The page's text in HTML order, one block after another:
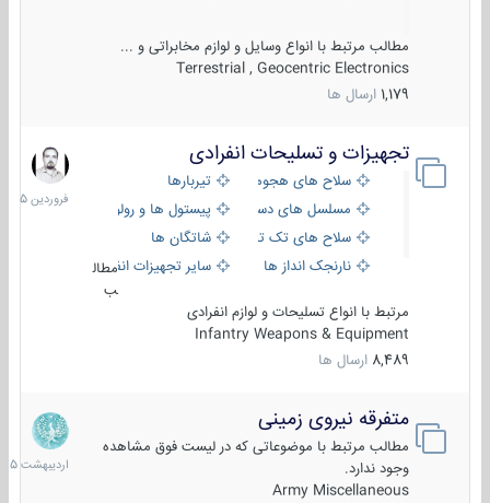
مطالب مرتبط با انواع وسایل و لوازم مخابراتی و ...
Terrestrial , Geocentric Electronics
1,179 ارسال ها
تجهیزات و تسلیحات انفرادی
سلاح های هجومی
تیربارها
مسلسل های دستی
پیستول ها و رولورها
سلاح های تک تیر اندازیشاتگان ها
نارنجک انداز ها
سایر تجهیزات انفرادی
مطال
ب
مرتبط با انواع تسلیحات و لوازم انفرادی
Infantry Weapons & Equipment
8,489 ارسال ها
17
فروردین
1405
متفرقه نیروی زمینی
مطالب مرتبط با موضوعاتی که در لیست فوق مشاهده
وجود ندارد.
Army Miscellaneous
27
1405